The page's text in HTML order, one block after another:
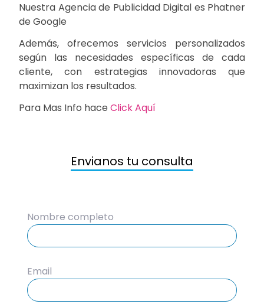
Nuestra Agencia de Publicidad Digital es Phatner
de Google
Además, ofrecemos servicios personalizados
según las necesidades específicas de cada
cliente, con estrategias innovadoras que
maximizan los resultados.
Para Mas Info hace Click Aquí
Envianos tu consulta
Nombre completo
Email